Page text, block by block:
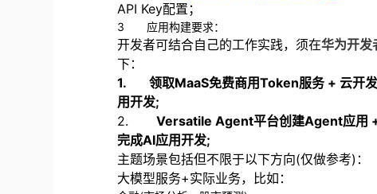
API Key配置；
3 应用构建要求：
开发者可结合自己的工作实践，须在华为开发
下：
1.
领取MaaS免费商用Token服务 +云开
用开发;
2.
Versatile Agent平台创建Agent应用
完成AI应用开发;
主题场景包括但不限于以下方向(仅做参考) ：
大模型服务+实际业务，比如：